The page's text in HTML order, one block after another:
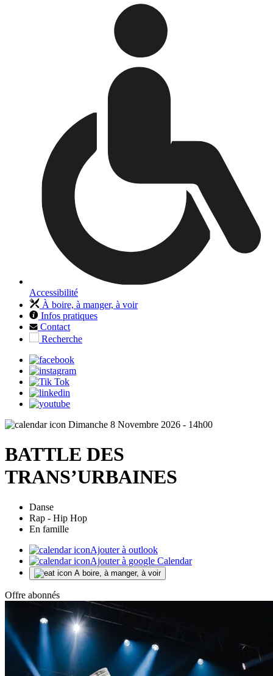
Accessibilité
À boire, à manger, à voir
Infos pratiques
Contact
Recherche
Dimanche 8 Novembre 2026 - 14h00
BATTLE DES
TRANS’URBAINES
Danse
Rap - Hip Hop
En famille
Ajouter à outlook
Ajouter à google Calendar
A boire, à manger, à voir
Offre abonnés